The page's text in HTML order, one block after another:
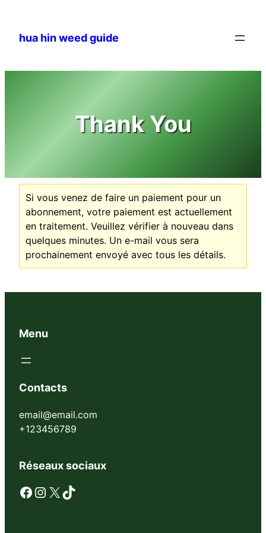
contenu
hua hin weed guide
Thank You
Si vous venez de faire un paiement pour un
abonnement, votre paiement est actuellement
en traitement. Veuillez vérifier à nouveau dans
quelques minutes. Un e-mail vous sera
prochainement envoyé avec tous les détails.
Menu
Contacts
email@email.com
+123456789
Réseaux sociaux
Facebook Instagram X TikTok